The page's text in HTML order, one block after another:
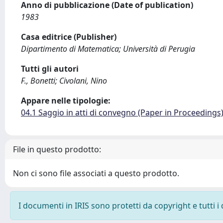
Anno di pubblicazione (Date of publication)
1983
Casa editrice (Publisher)
Dipartimento di Matematica; Università di Perugia
Tutti gli autori
F., Bonetti; Civolani, Nino
Appare nelle tipologie:
04.1 Saggio in atti di convegno (Paper in Proceedings)
File in questo prodotto:
Non ci sono file associati a questo prodotto.
I documenti in IRIS sono protetti da copyright e tutti